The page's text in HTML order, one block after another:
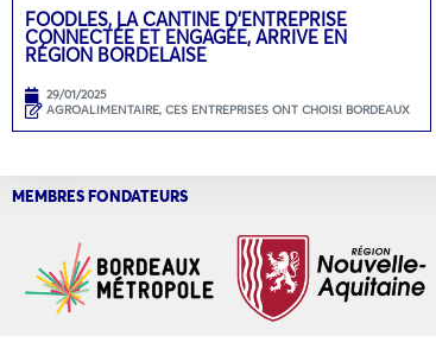
FOODLES, LA CANTINE D’ENTREPRISE
CONNECTÉE ET ENGAGÉE, ARRIVE EN
RÉGION BORDELAISE
29/01/2025
AGROALIMENTAIRE, CES ENTREPRISES ONT CHOISI BORDEAUX
MEMBRES FONDATEURS